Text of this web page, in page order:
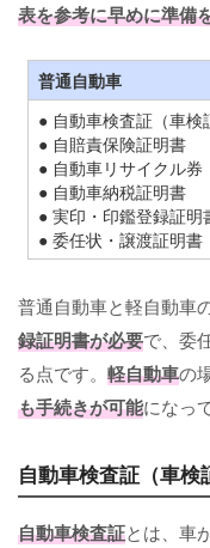
表を参考に早めに準備
普通自動車
● 自動車検査証（車検
● 自賠責保険証明書
● 自動車リサイクル券
● 自動車納税証明書
● 実印・印鑑登録証明
● 委任状・譲渡証明書
普通自動車と軽自動車
録証明書が必要で、委
る点です。 軽自動車の
も手続きが可能になっ
自動車検査証（車検
自動車検査証とは、車